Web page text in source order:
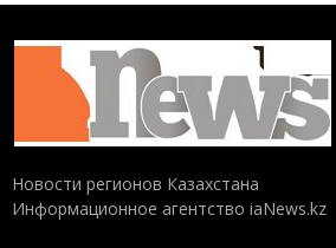
Новости регионов Казахстана
Информационное агентство iaNews.kz